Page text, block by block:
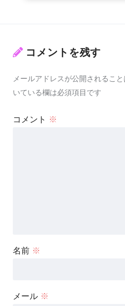
コメントを残す
メールアドレスが公開されること
いている欄は必須項目です
コメント ※
名前 ※
メール ※